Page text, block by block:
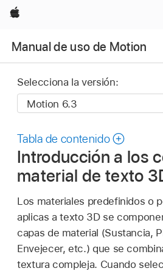
Apple
Manual de uso de Motion
Selecciona la versión:
Tabla de contenido
Introducción a los
material de texto
Los materiales predefinidos o
aplicas a texto 3D se
capas de material (Sustancia,
Envejecer, etc.) que se
textura compleja. Cuando